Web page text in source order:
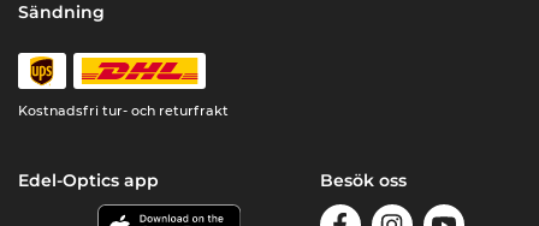
Sändning
Kostnadsfri tur- och returfrakt
Edel-Optics app Besök oss